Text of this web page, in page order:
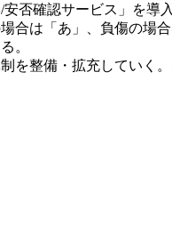
否確認サービス」を導入
合は「あ」、負傷の場
。
整備・拡充していく